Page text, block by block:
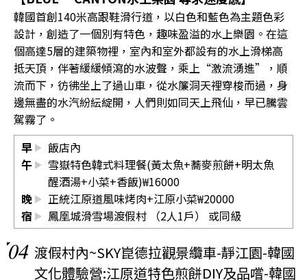
韓國首創140米高跟鞋滑行道，以白色和藍色為主題色彩
設計，創造了一個別有特色，趣味盈溢的水上樂園。在這
個高達5層的建築物裡，室內和室外都設有的水上滑梯高
抵天頂，伴著緩緩傾瀉的水波聲，乘上“激流湧進”，順
流而下，彷彿坐上了過山車，從水簾洞天裡穿梭而過，身
邊無盡的水汽紛紜綻開，人們則如同天上飛仙，早已騰雲
駕霧了。
早
飯店內
午
雪嶽特色韓式料理餐(黃太魚+蕎麥煎餅+明太魚
醒酒湯+小菜+香飯)₩16000
晚
正統江原道風味烤肉+江原小菜₩20000
宿
鳳凰城滑雪場渡假村 （2人1戶） 或同級
04 渡假村內~SKY崑德拉觀景纜車-靜江園-韓國
文化體驗營:江原道特色煎餅DIY及品嚐-韓國